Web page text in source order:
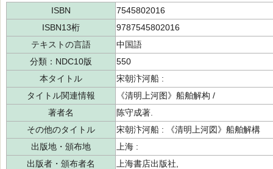
ISBN
7545802016
ISBN13桁
9787545802016
テキストの言語
中国語
分類：NDC10版
550
本タイトル
宋朝汴河船 :
タイトル関連情報
《清明上河图》船舶解构 /
著者名
陈守成著.
その他のタイトル
宋朝汴河船 : 《清明上河図》船舶解構
出版地・頒布地
上海 :
出版者・頒布者名
上海書店出版社,